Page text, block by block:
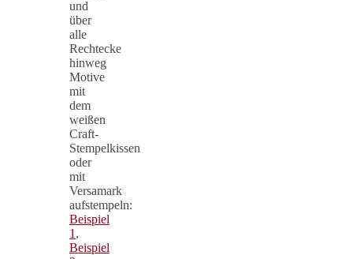
und
über
alle
Rechtecke
hinweg
Motive
mit
dem
weißen
Craft-
Stempelkissen
oder
mit
Versamark
aufstempeln:
Beispiel
1 ,
Beispiel